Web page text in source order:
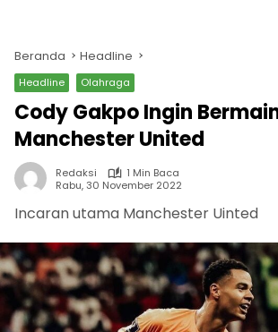
Beranda Headline
Headline Olahraga
Cody Gakpo Ingin
Manchester United
Redaksi
1 Min Baca
Rabu, 30 November 2022
Incaran utama Manchester Uinted